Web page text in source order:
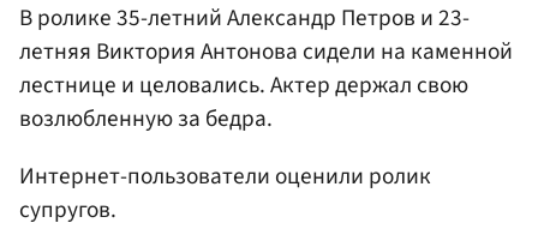
В ролике 35-летний Александр Петров и 23-
летняя Виктория Антонова сидели на каменной
лестнице и целовались. Актер держал свою
возлюбленную за бедра.
Интернет-пользователи оценили ролик
супругов.